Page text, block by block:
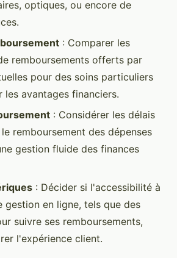
optiques, ou encore de
: Comparer les
remboursements offerts par
pour des soins particuliers
avantages financiers.
: Considérer les délais
remboursement des dépenses
gestion fluide des finances
: Décider si l'accessibilité à
gestion en ligne, tels que des
suivre ses remboursements,
l'expérience client.